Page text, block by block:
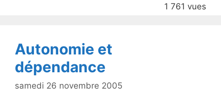
1 761 vues
Autonomie et
dépendance
samedi 26 novembre 2005